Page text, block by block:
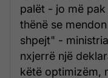
palët - jo më
thënë se
shpejt" -
nxjerrë një
këtë optimizëm,